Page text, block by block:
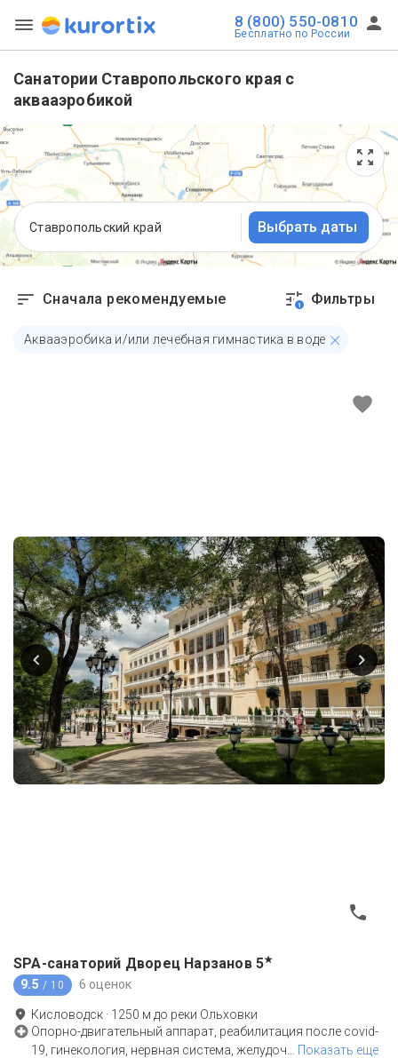
8 (800) 550-0810
Бесплатно по России
Санатории Ставропольского края с
аквааэробикой
Ставропольский край Выбрать даты
Сначала рекомендуемые 1 Фильтры
Аквааэробика и/или лечебная гимнастика в воде
SPA-санаторий Дворец Нарзанов 5★
9.5 / 10 6 оценок
Кисловодск · 1250 м до реки Ольховки
Опорно-двигательный аппарат, реабилитация после covid-
19, гинекология, нервная система, желудоч
Показать еще